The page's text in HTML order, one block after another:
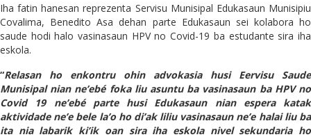
Iha fatin hanesan reprezenta Servisu Munisipal Edukasaun Munisipiu
Covalima, Benedito Asa dehan parte Edukasaun sei kolabora ho
saude hodi halo vasinasaun HPV no Covid-19 ba estudante sira iha
eskola.
“Relasan ho enkontru ohin advokasia husi Eervisu Saude
Munisipal nian ne’ebé foka liu asuntu ba vasinasaun ba HPV no
Covid 19 ne’ebé parte husi Edukasaun nian espera katak
aktividade ne’e bele la’o ho di’ak liliu vasinasaun ne’e halai liu ba
ita nia labarik ki’ik oan sira iha eskola nivel sekundaria ho